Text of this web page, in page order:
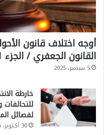
أوجه اختلاف قانون
القانون الجعفري / الجزء 1
5 سبتمبر، 2025
لفصائل
30 أكتوبر، 2025